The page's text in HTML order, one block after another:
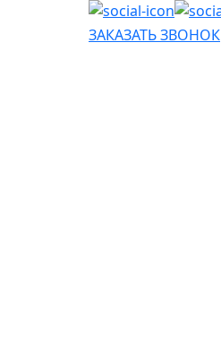
ЗАКАЗАТЬ ЗВОНОК